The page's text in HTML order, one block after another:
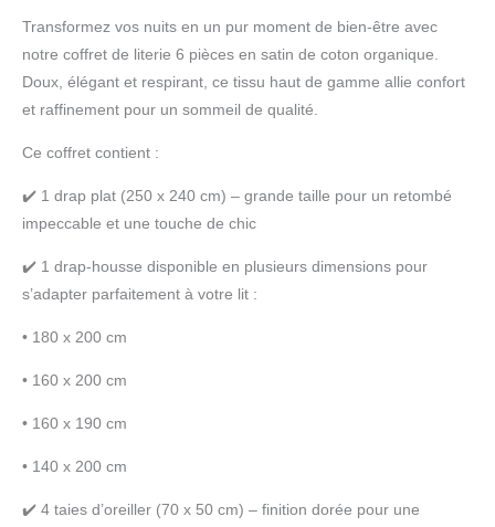
Transformez vos nuits en un pur moment de bien-être avec
notre coffret de literie 6 pièces en satin de coton organique.
Doux, élégant et respirant, ce tissu haut de gamme allie confort
et raffinement pour un sommeil de qualité.
Ce coffret contient :
✔️ 1 drap plat (250 x 240 cm) – grande taille pour un retombé
impeccable et une touche de chic
✔️ 1 drap-housse disponible en plusieurs dimensions pour
s’adapter parfaitement à votre lit :
• 180 x 200 cm
• 160 x 200 cm
• 160 x 190 cm
• 140 x 200 cm
✔️ 4 taies d’oreiller (70 x 50 cm) – finition dorée pour une